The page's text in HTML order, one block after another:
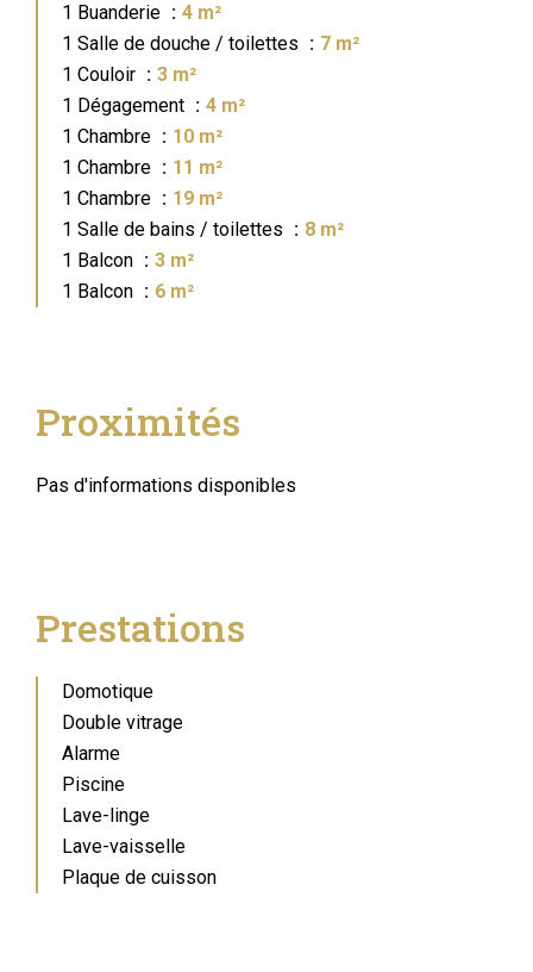
1 Buanderie
4 m²
1 Salle de douche / toilettes
7 m²
1 Couloir
3 m²
1 Dégagement
4 m²
1 Chambre
10 m²
1 Chambre
11 m²
1 Chambre
19 m²
1 Salle de bains / toilettes
8 m²
1 Balcon
3 m²
1 Balcon
6 m²
Proximités
Pas d'informations disponibles
Prestations
Domotique
Double vitrage
Alarme
Piscine
Lave-linge
Lave-vaisselle
Plaque de cuisson